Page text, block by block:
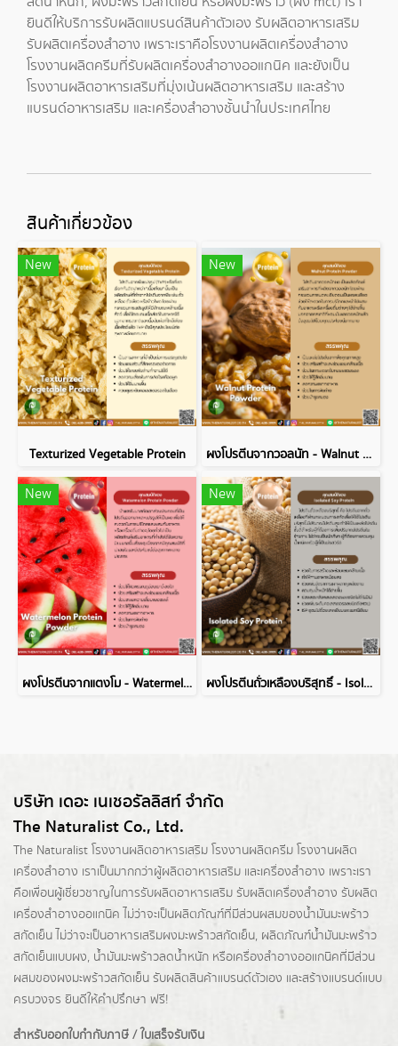
ยินดีให้บริการรับผลิตแบรนด์สินค้าตัวเอง รับผลิตอาหารเสริม
รับผลิตเครื่องสำอาง เพราะเราคือโรงงานผลิตเครื่องสำอาง
โรงงานผลิตครีมที่รับผลิตเครื่องสำอางออแกนิค และยังเป็น
โรงงานผลิตอาหารเสริมที่มุ่งเน้นผลิตอาหารเสริม และสร้าง
แบรนด์อาหารเสริม และเครื่องสำอางชั้นนำในประเทศไทย
สินค้าเกี่ยวข้อง
New
Texturized Vegetable Protein
New
ผงโปรตีนจากวอลนัท - Walnut Protein Powder
New
ผงโปรตีนจากแตงโม - Watermelon Protein Powder
New
ผงโปรตีนถั่วเหลืองบริสุทธิ์ - Isolated Soy Protein
บริษัท เดอะ เนเชอรัลลิสท์ จำกัด
The Naturalist Co., Ltd.
The Naturalist โรงงานผลิตอาหารเสริม โรงงานผลิตครีม โรงงานผลิต
เครื่องสำอาง เราเป็นมากกว่าผู้ผลิตอาหารเสริม และเครื่องสำอาง เพราะเรา
คือเพื่อนผู้เชี่ยวชาญในการรับผลิตอาหารเสริม รับผลิตเครื่องสำอาง รับผลิต
เครื่องสำอางออแกนิค ไม่ว่าจะเป็นผลิตภัณฑ์ที่มีส่วนผสมของน้ำมันมะพร้าว
สกัดเย็น ไม่ว่าจะเป็นอาหารเสริมผงมะพร้าวสกัดเย็น, ผลิตภัณฑ์น้ำมันมะพร้าว
สกัดเย็นแบบผง, น้ำมันมะพร้าวลดน้ำหนัก หรือเครื่องสำอางออแกนิคที่มีส่วน
ผสมของผงมะพร้าวสกัดเย็น รับผลิตสินค้าแบรนด์ตัวเอง และสร้างแบรนด์แบบ
ครบวงจร ยินดีให้คำปรึกษา ฟรี!
สำหรับออกใบกำกับภาษี / ใบเสร็จรับเงิน